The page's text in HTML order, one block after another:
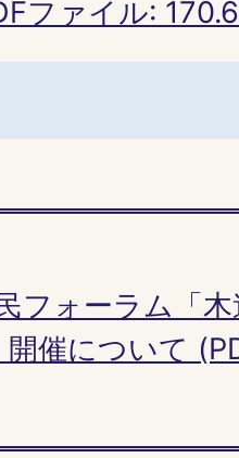
ファイル:
フォーラム「
催について